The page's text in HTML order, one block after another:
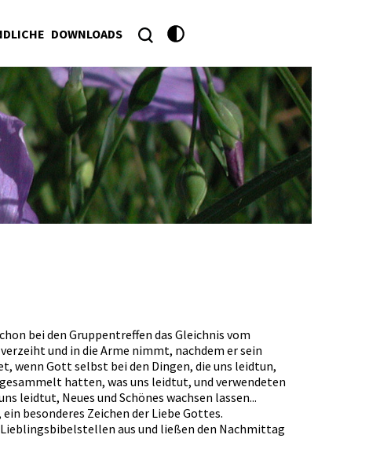
DOWNLOADS
bei den Gruppentreffen das Gleichnis vom
und in die Arme nimmt, nachdem er sein
wenn Gott selbst bei den Dingen, die uns leidtun,
hatten, was uns leidtut, und verwendeten
leidtut, Neues und Schönes wachsen lassen...
besonderes Zeichen der Liebe Gottes.
aus und ließen den Nachmittag